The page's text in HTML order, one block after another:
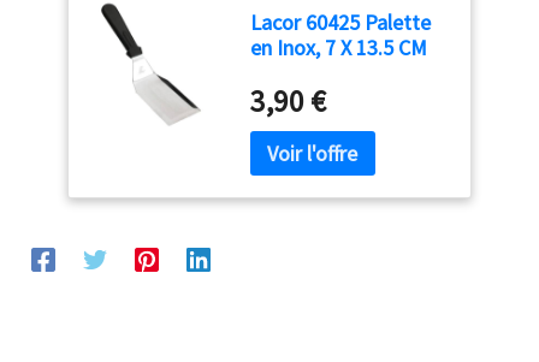
Lacor 60425 Palette
en Inox, 7 X 13.5 CM
3,90 €